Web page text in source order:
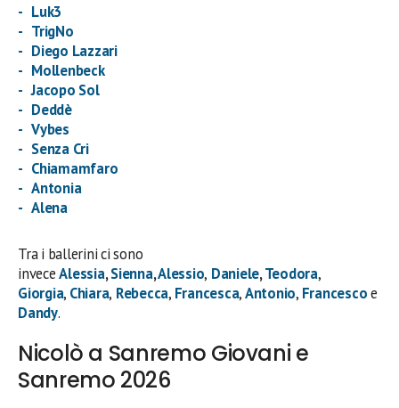
Luk3
TrigNo
Diego Lazzari
Mollenbeck
Jacopo Sol
Deddè
Vybes
Senza Cri
Chiamamfaro
Antonia
Alena
Tra i ballerini ci sono
inveceAlessia,Sienna,Alessio, Daniele,Teodora,
Giorgia, Chiara, Rebecca, Francesca,Antonio, Francescoe
Dandy.
Nicolò a Sanremo Giovani e
Sanremo 2026